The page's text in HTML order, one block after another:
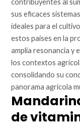
contribuyentes al
sus eficaces
ideales para el
estos países en la
amplia resonancia y
los contextos
consolidando su
panorama agrícola
de